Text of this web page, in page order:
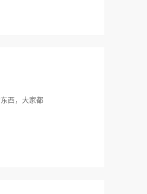
组成部分，
应每年检测
时先停负荷
故障便于确
荷侧可以防
所每班应巡
西，大家都